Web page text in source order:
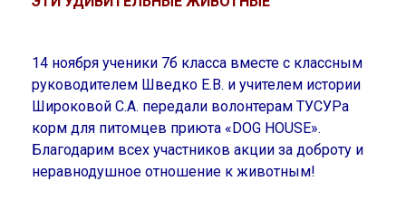
14 ноября ученики 7б класса вместе с классным
руководителем Шведко Е.В. и учителем истории
Широковой С.А. передали волонтерам ТУСУРа
корм для питомцев приюта «DOG HOUSE».
Благодарим всех участников акции за доброту и
неравнодушное отношение к животным!